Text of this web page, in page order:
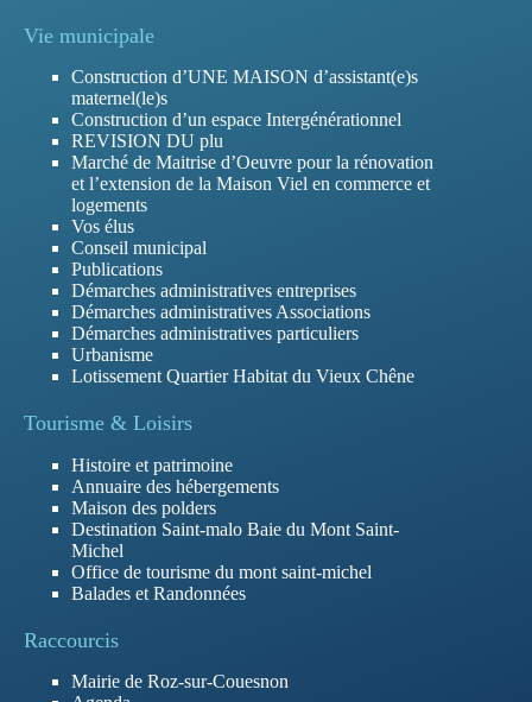
Vie municipale
Construction d’UNE MAISON d’assistant(e)s
maternel(le)s
Construction d’un espace Intergénérationnel
REVISION DU plu
Marché de Maitrise d’Oeuvre pour la rénovation
et l’extension de la Maison Viel en commerce et
logements
Vos élus
Conseil municipal
Publications
Démarches administratives entreprises
Démarches administratives Associations
Démarches administratives particuliers
Urbanisme
Lotissement Quartier Habitat du Vieux Chêne
Tourisme & Loisirs
Histoire et patrimoine
Annuaire des hébergements
Maison des polders
Destination Saint-malo Baie du Mont Saint-
Michel
Office de tourisme du mont saint-michel
Balades et Randonnées
Raccourcis
Mairie de Roz-sur-Couesnon